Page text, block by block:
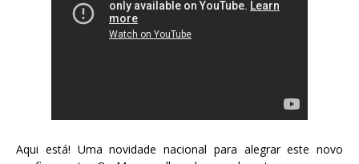
Aqui está! Uma novidade nacional para alegrar este novo